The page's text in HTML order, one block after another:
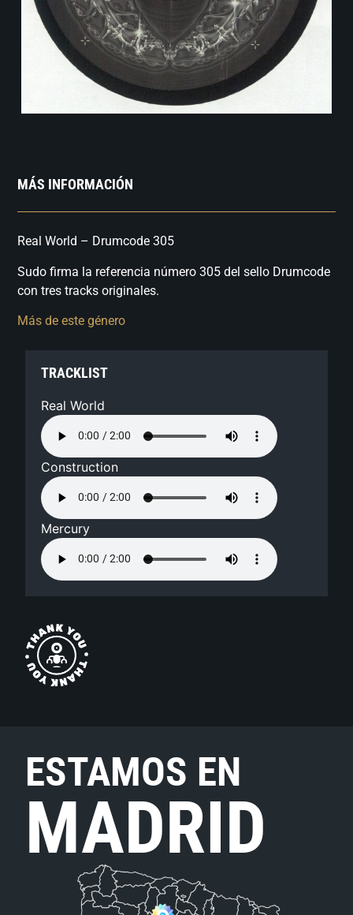
MÁS INFORMACIÓN
Real World – Drumcode 305
Sudo firma la referencia número 305 del sello Drumcode
con tres tracks originales.
Más de este género
TRACKLIST
Real World
Construction
Mercury
ESTAMOS EN
MADRID